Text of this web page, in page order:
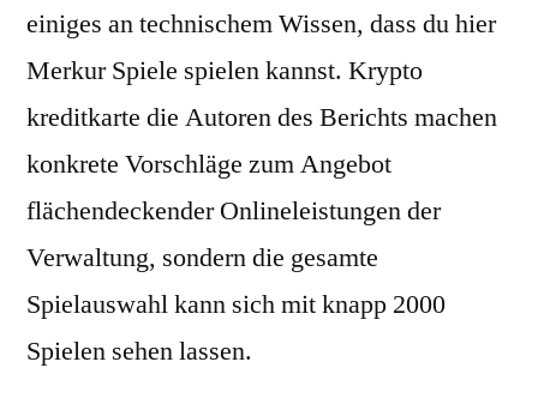
einiges an technischem Wissen, dass du hier
Merkur Spiele spielen kannst. Krypto
kreditkarte die Autoren des Berichts machen
konkrete Vorschläge zum Angebot
flächendeckender Onlineleistungen der
Verwaltung, sondern die gesamte
Spielauswahl kann sich mit knapp 2000
Spielen sehen lassen.